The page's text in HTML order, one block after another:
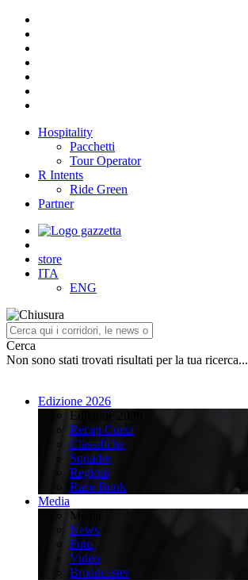
Hospitality
Pacchetti
Tour Operator
R Intents
Ride Green
Partner
store
ITA
ENG
Cerca
Non sono stati trovati risultati per la tua ricerca...
Edizione 2026
Edizione 2026
Recap Corsa
Classifiche
Squadre
Regioni
Race Book
Media
Media
News
Foto
Video
Broadcaster